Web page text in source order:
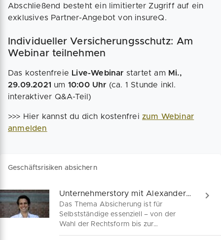
Abschließend besteht ein limitierter Zugriff auf ein
exklusives Partner-Angebot von insureQ.
Individueller Versicherungsschutz: Am
Webinar teilnehmen
Das kostenfreie Live-Webinar startet am Mi.,
29.09.2021 um 10:00 Uhr (ca. 1 Stunde inkl.
interaktiver Q&A-Teil)
>>> Hier kannst du dich kostenfrei zum Webinar
anmelden
Geschäftsrisiken absichern
Unternehmerstory mit Alexander Le Prince von insureQ
Das Thema Absicherung ist für
Selbstständige essenziell – von der
Wahl der Rechtsform bis zur
berufsspezifischen